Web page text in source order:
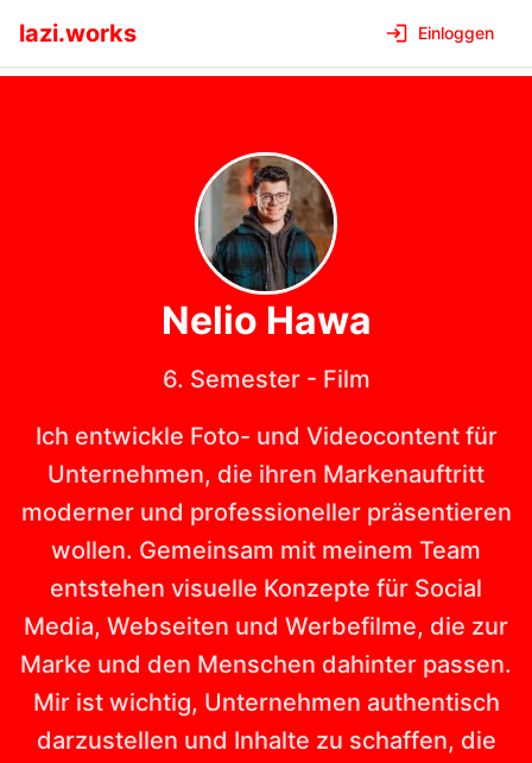
lazi.works Einloggen
Nelio Hawa
6. Semester- Film
Ich entwickle Foto- und Videocontent für
Unternehmen, die ihren Markenauftritt
moderner und professioneller präsentieren
wollen. Gemeinsam mit meinem Team
entstehen visuelle Konzepte für Social
Media, Webseiten und Werbefilme, die zur
Marke und den Menschen dahinter passen.
Mir ist wichtig, Unternehmen authentisch
darzustellen und Inhalte zu schaffen, die